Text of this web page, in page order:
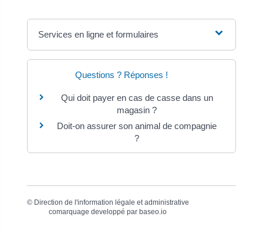
Services en ligne et formulaires
Questions ? Réponses !
Qui doit payer en cas de casse dans un
magasin ?
Doit-on assurer son animal de compagnie
?
© Direction de l'information légale et administrative
comarquage developpé parbaseo.io